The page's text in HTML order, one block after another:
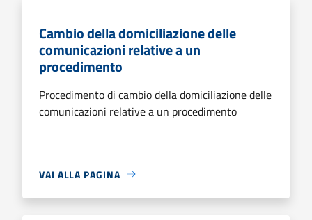
Cambio della domiciliazione delle
comunicazioni relative a un
procedimento
Procedimento di cambio della domiciliazione delle
comunicazioni relative a un procedimento
VAI ALLA PAGINA